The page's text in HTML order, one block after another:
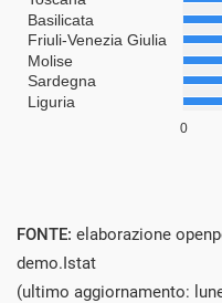
FONTE: elaborazione
demo.Istat
(ultimo aggiornamento: